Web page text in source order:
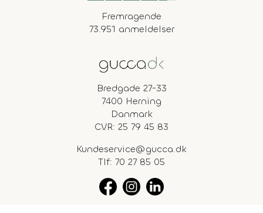
Fremragende
73.951 anmeldelser
Bredgade 27-33
7400 Herning
Danmark
CVR: 25 79 45 83
Kundeservice@gucca.dk
Tlf: 70 27 85 05